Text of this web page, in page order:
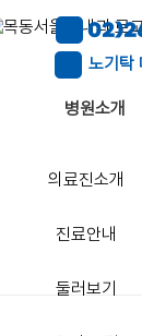
병
소
개
내
경
병원소개
의료진소개
진료안내
둘러보기
노기탁